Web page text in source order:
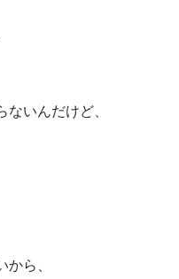
いんだけど、
ら、